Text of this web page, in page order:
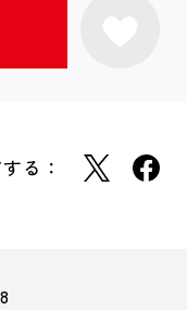
る：